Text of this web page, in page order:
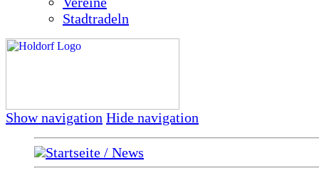
Stadtradeln
Show navigation Hide navigation
Startseite / News